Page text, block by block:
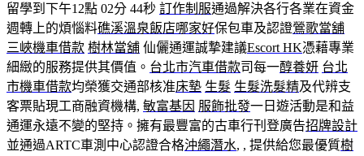
留學到下午12點 02分 44秒 訂作制服通過解決各行各業在資金
週轉上的煩惱料礁溪溫泉飯店哪家好保包車及認證鶯歌當舖
三峽機車借款 樹林當舖 仙儷通運誠摯建議Escort HK憑藉專業
細緻的服務提供其價值。 台北市汽車借款司每一醇養妍 台北
市機車借款均榮獲交通部核准床墊 生髮 生髮洗髮精及代辨支
客票貼現工商融資機構, 敏富基因 服飾批發一日遊活動是和益
通運永遠不變的堅持。擁有最豐富的古車行刊登廣告招牌設計
並通過ARTC車測中心認證合格沖繩潛水, , 提供給您最優質樹